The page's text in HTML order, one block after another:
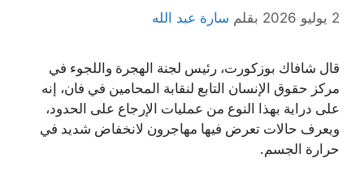
2 يوليو 2026 بقلم سارة عبد الله
قال شافاك بوزكورت، رئيس لجنة الهجرة واللجوء في
مركز حقوق الإنسان التابع لنقابة المحامين في فان، إنه
على دراية بهذا النوع من عمليات الإرجاع على الحدود،
ويعرف حالات تعرض فيها مهاجرون لانخفاض شديد في
حرارة الجسم.